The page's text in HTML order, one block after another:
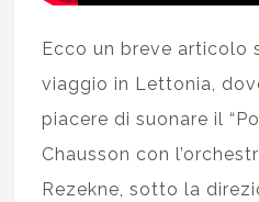
Ecco un breve articolo
viaggio in Lettonia,
piacere di suonare il
Chausson con
Rezekne, sotto la